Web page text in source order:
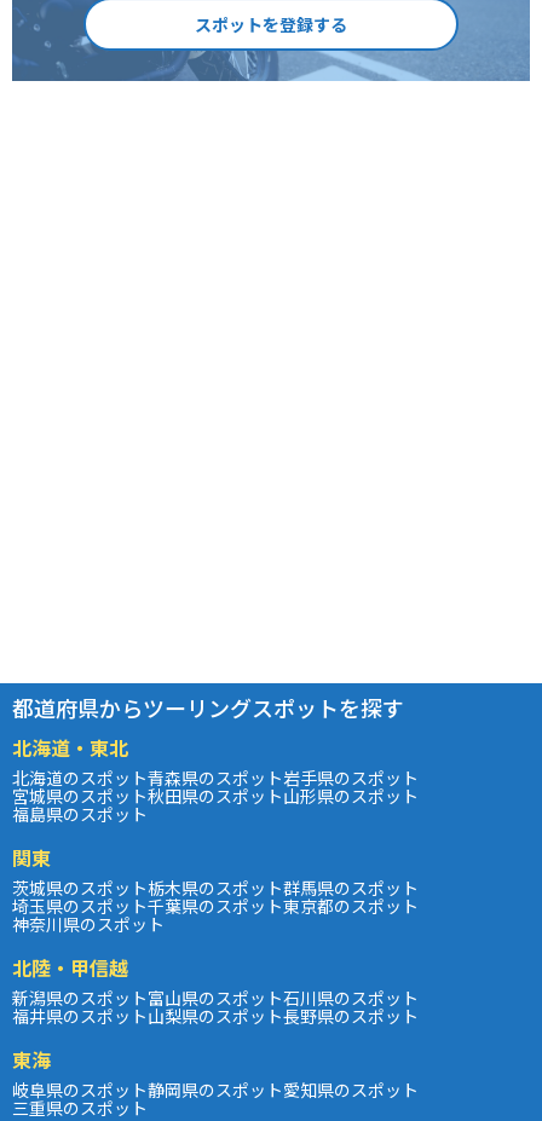
スポットを登録する
都道府県からツーリングスポットを探す
北海道・東北
北海道のスポット青森県のスポット岩手県のスポット
宮城県のスポット秋田県のスポット山形県のスポット
福島県のスポット
関東
茨城県のスポット栃木県のスポット群馬県のスポット
埼玉県のスポット千葉県のスポット東京都のスポット
神奈川県のスポット
北陸・甲信越
新潟県のスポット富山県のスポット石川県のスポット
福井県のスポット山梨県のスポット長野県のスポット
東海
岐阜県のスポット静岡県のスポット愛知県のスポット
三重県のスポット